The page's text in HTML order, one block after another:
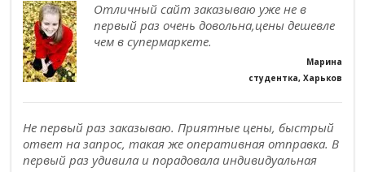
Отличный сайт заказываю уже не в
первый раз очень довольна,цены дешевле
чем в супермаркете.
Марина
студентка, Харьков
Не первый раз заказываю. Приятные цены, быстрый
ответ на запрос, такая же оперативная отправка. В
первый раз удивила и порадовала индивидуальная